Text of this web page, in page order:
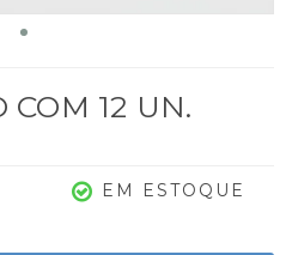
COM 12 UN.
EM ESTOQUE